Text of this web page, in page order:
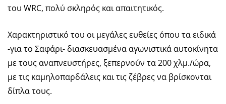
του WRC, πολύ σκληρός και απαιτητικός.
Χαρακτηριστικό του οι μεγάλες ευθείες όπου τα ειδικά
-για το Σαφάρι- διασκευασμένα αγωνιστικά αυτοκίνητα
με τους αναπνευστήρες, ξεπερνούν τα 200 χλμ./ώρα,
με τις καμηλοπαρδάλεις και τις ζέβρες να βρίσκονται
δίπλα τους.